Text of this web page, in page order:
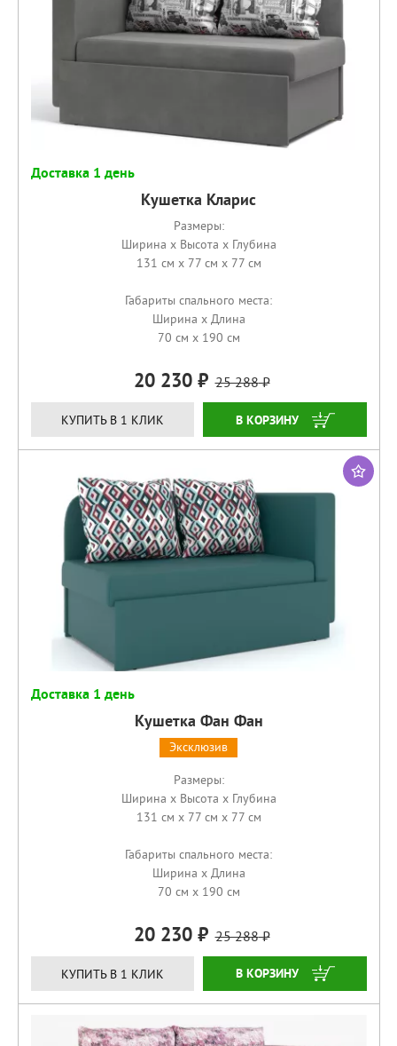
Доставка 1 день
Кушетка Кларис
Размеры:
Ширина x Высота x Глубина
131 см x 77 см x 77 см
Габариты спального места:
Ширина x Длина
70 см x 190 см
20 230 25 288
КУПИТЬ В 1 КЛИК КУПИТЬ
Доставка 1 день
Кушетка Фан Фан
Эксклюзив
Размеры:
Ширина x Высота x Глубина
131 см x 77 см x 77 см
Габариты спального места:
Ширина x Длина
70 см x 190 см
20 230 25 288
КУПИТЬ В 1 КЛИК КУПИТЬ